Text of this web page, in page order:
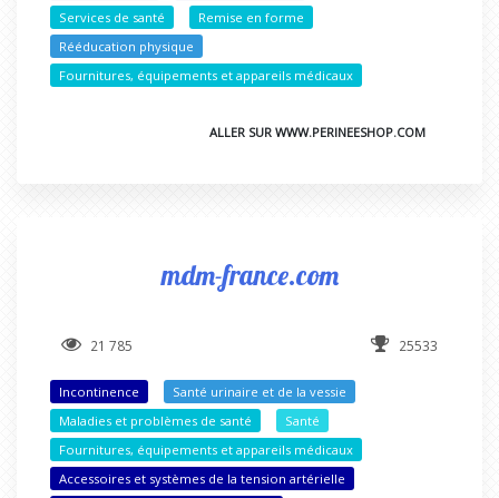
Services de santé
Remise en forme
Rééducation physique
Fournitures, équipements et appareils médicaux
ALLER SUR WWW.PERINEESHOP.COM
mdm-france.com
21 785 25533
Incontinence
Santé urinaire et de la vessie
Maladies et problèmes de santé
Santé
Fournitures, équipements et appareils médicaux
Accessoires et systèmes de la tension artérielle